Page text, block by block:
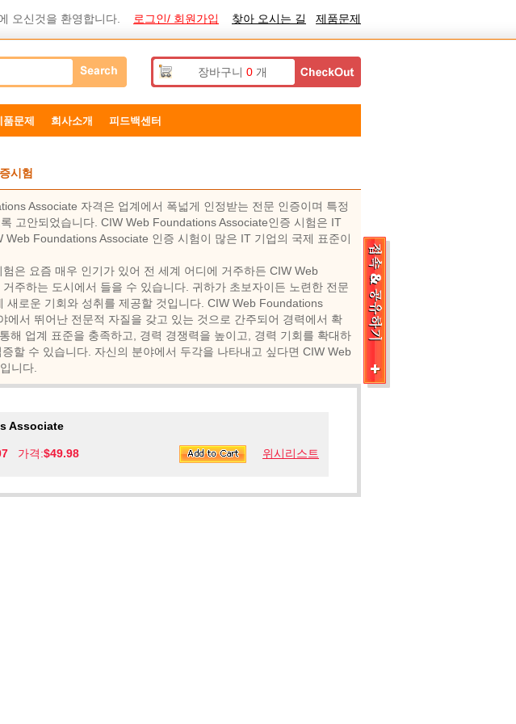
오신것을 환영합니다. 로그인/ 회원가입 찾아 오시는 길 제품문제
장바구니 0개
품문제 희사소개 피드백센터
시험
Associate 자격은 업계에서 폭넓게 인정받는 전문 인증이며 특정
고안되었습니다. CIW Web Foundations Associate인증 시험은 IT
Web Foundations Associate 인증 시험이 많은 IT 기업의 국제 표준이
은 요즘 매우 인기가 있어 전 세계 어디에 거주하든 CIW Web
주하는 도시에서 들을 수 있습니다. 귀하가 초보자이든 노련한 전문
새로운 기회와 성취를 제공할 것입니다. CIW Web Foundations
에서 뛰어난 전문적 자질을 갖고 있는 것으로 간주되어 경력에서 확
해 업계 표준을 충족하고, 경력 경쟁력을 높이고, 경력 기회를 확대하
할 수 있습니다. 자신의 분야에서 두각을 나타내고 싶다면 CIW Web
니다.
Associate
위시리스트
가격:$49.98